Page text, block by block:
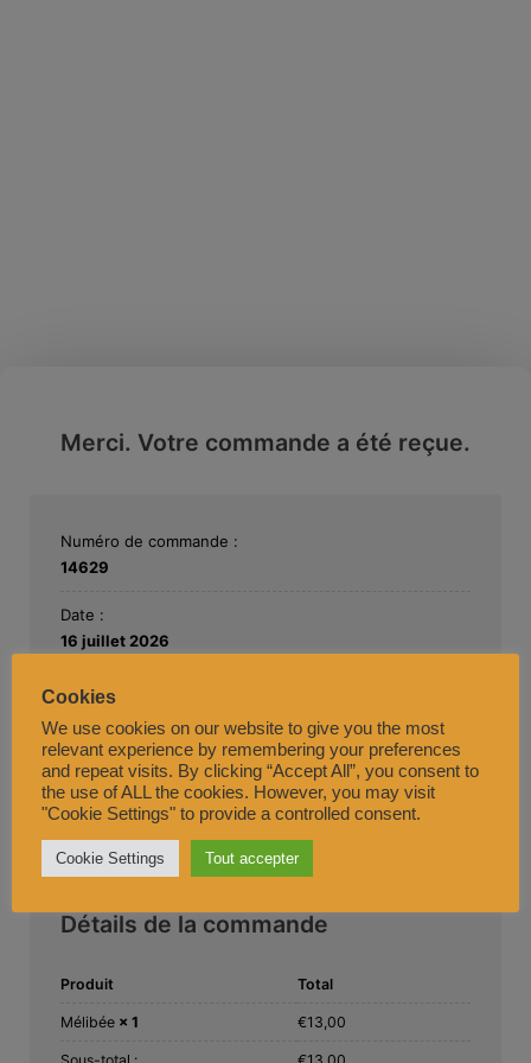
Merci. Votre commande a été reçue.
Numéro de commande :
14629
Date :
16 juillet 2026
Total :
Moyen de paiement :
PayPal
Détails de la commande
Produit Total
Mélibée × 1 €13,00
Cookies
We use cookies on our website to give you the most
relevant experience by remembering your preferences
and repeat visits. By clicking “Accept All”, you consent to
the use of ALL the cookies. However, you may visit
"Cookie Settings" to provide a controlled consent.
Cookie Settings Tout accepter